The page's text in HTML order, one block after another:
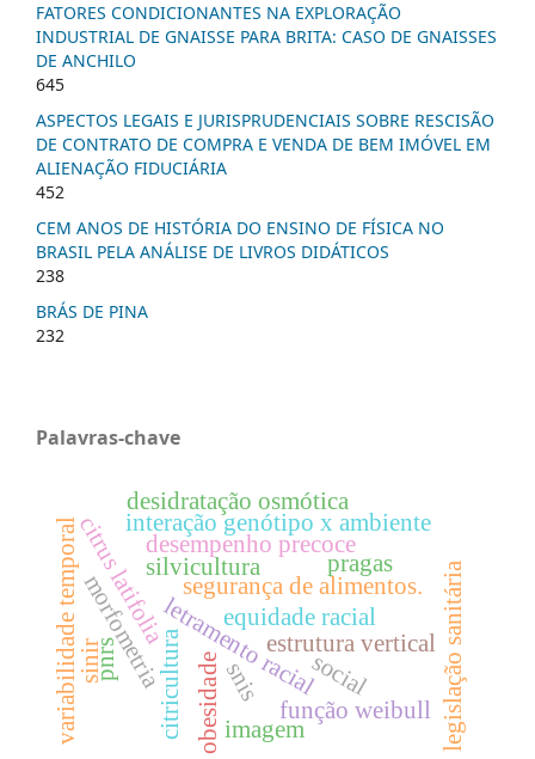
FATORES CONDICIONANTES NA EXPLORAÇÃO
INDUSTRIAL DE GNAISSE PARA BRITA: CASO DE GNAISSES
DE ANCHILO
645
ASPECTOS LEGAIS E JURISPRUDENCIAIS SOBRE RESCISÃO
DE CONTRATO DE COMPRA E VENDA DE BEM IMÓVEL EM
ALIENAÇÃO FIDUCIÁRIA
452
CEM ANOS DE HISTÓRIA DO ENSINO DE FÍSICA NO
BRASIL PELA ANÁLISE DE LIVROS DIDÁTICOS
238
BRÁS DE PINA
232
Palavras-chave
equidade racial
letramento racial
segurança de alimentos. legislação sanitária
citrus latifolia
citricultura
desempenho precoce
interação genótipo x ambiente
pragas
morfometria estrutura vertical
função weibull
silvicultura
obesidade
variabilidade temporal
desidratação osmótica
pnrs snis
sinir
imagem
social